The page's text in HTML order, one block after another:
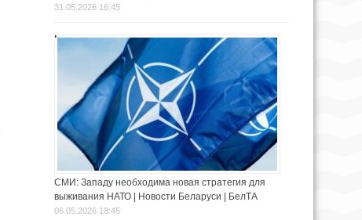
31.05.2026 16:45
СМИ: Западу необходима новая стратегия для
выживания НАТО | Новости Беларуси | БелТА
06.05.2026 18:45